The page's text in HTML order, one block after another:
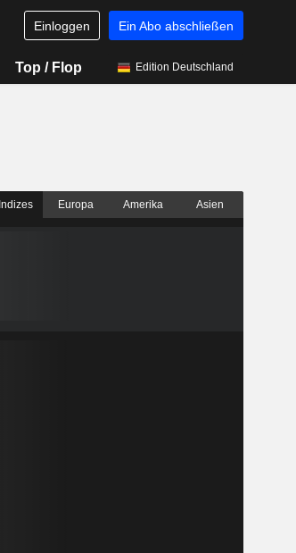
Einloggen Ein Abo abschließen
Top / Flop Edition Deutschland
Indizes Europa Amerika Asien